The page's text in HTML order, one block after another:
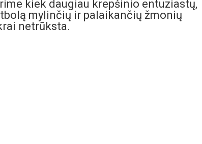
kiek daugiau krepšinio entuziastų,
mylinčių ir palaikančių žmonių
netrūksta.